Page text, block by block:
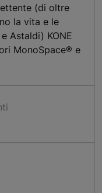
(di oltre
la vita e le
Astaldi) KONE
MonoSpace® e